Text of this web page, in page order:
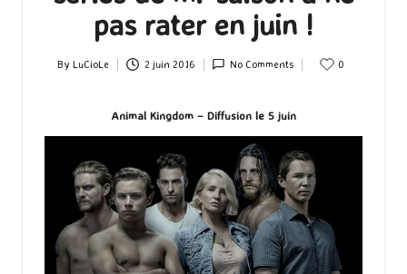
pas rater en juin !
Posted
By LuCioLe 2 juin 2016 No Comments 0
Animal Kingdom – Diffusion le 5 juin